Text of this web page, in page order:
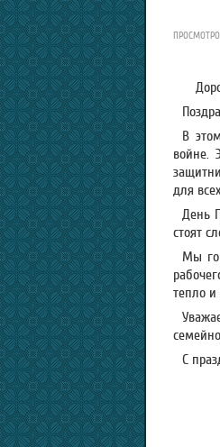
В
войне.
для
День
стоят
Мы
тепло и
С